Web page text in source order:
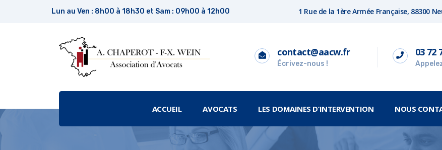
Lun au Ven : 8h00 à 18h30 et Sam : 09h00 à 12h00 1 Rue de la 1ère Armée Française, 88300
contact@aacw.fr
Écrivez-nous !
03 72
ACCUEIL AVOCATS LES DOMAINES D’INTERVENTION NOUS